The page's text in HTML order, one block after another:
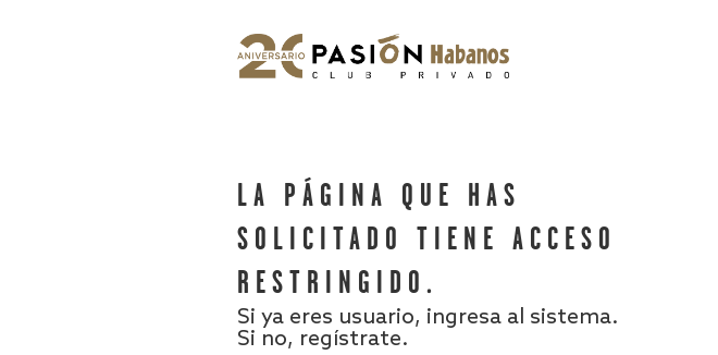
LA PÁGINA QUE HAS
SOLICITADO TIENE ACCESO
RESTRINGIDO.
Si ya eres usuario, ingresa al sistema.
Si no, regístrate.